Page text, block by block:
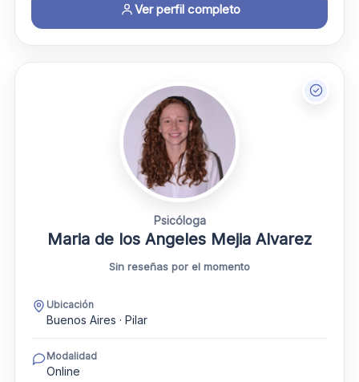
Ver perfil completo
Psicóloga
Maria de los Angeles Mejia Alvarez
Sin reseñas por el momento
Ubicación
Buenos Aires · Pilar
Modalidad
Online